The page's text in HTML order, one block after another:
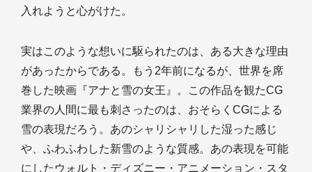
入れようと心がけた。
実はこのような想いに駆られたのは、ある大きな理由
があったからである。もう2年前になるが、世界を席
巻した映画『アナと雪の女王』。この作品を観たCG
業界の人間に最も刺さったのは、おそらくCGによる
雪の表現だろう。あのシャリシャリした湿った感じ
や、ふわふわした新雪のような質感。あの表現を可能
にしたウォルト・ディズニー・アニメーション・スタ